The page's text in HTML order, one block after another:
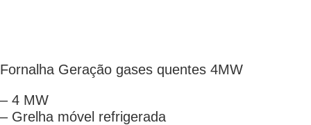
Fornalha Geração gases quentes 4MW
– 4 MW
– Grelha móvel refrigerada